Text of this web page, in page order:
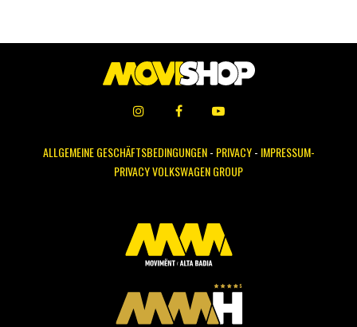
ALLGEMEINE GESCHÄFTSBEDINGUNGEN- PRIVACY- IMPRESSUM-
PRIVACY VOLKSWAGEN GROUP